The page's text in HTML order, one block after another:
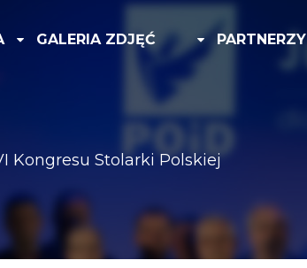
GALERIA ZDJĘĆ PARTNERZY
Kongresu Stolarki Polskiej